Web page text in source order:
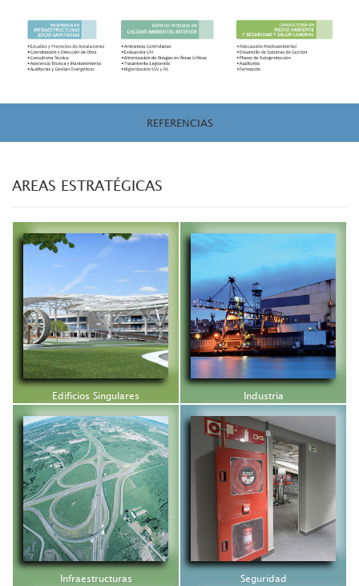
REFERENCIAS
AREAS ESTRATÉGICAS
Edificios Singulares Industria
Infraestructuras Seguridad